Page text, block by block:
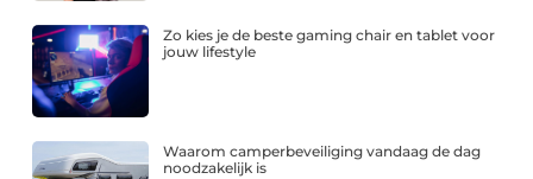
Zo kies je de beste gaming chair en tablet voor
jouw lifestyle
Waarom camperbeveiliging vandaag de dag
noodzakelijk is